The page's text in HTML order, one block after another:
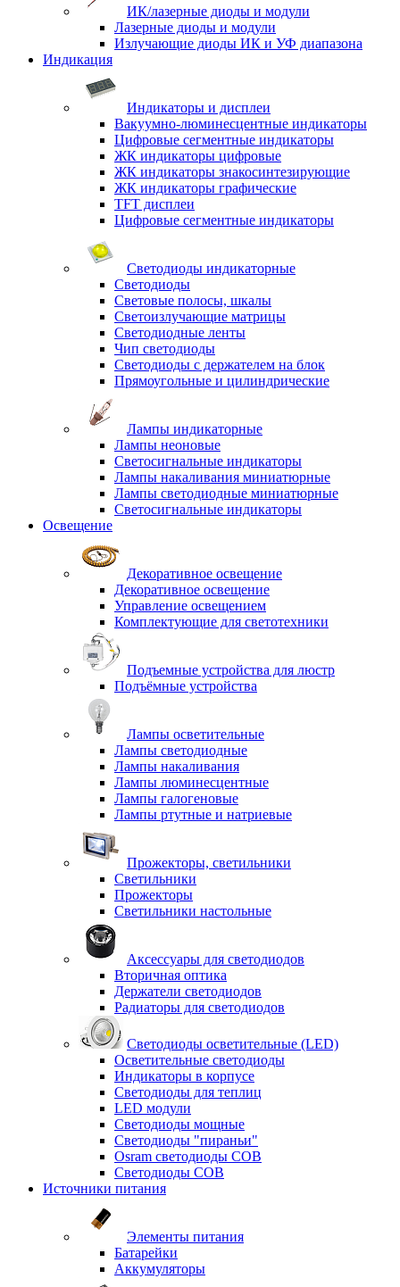
ИК/лазерные диоды и модули
Лазерные диоды и модули
Излучающие диоды ИК и УФ диапазона
Индикация
Индикаторы и дисплеи
Вакуумно-люминесцентные индикаторы
Цифровые сегментные индикаторы
ЖК индикаторы цифровые
ЖК индикаторы знакосинтезирующие
ЖК индикаторы графические
TFT дисплеи
Цифровые сегментные индикаторы
Светодиоды индикаторные
Светодиоды
Световые полосы, шкалы
Светоизлучающие матрицы
Светодиодные ленты
Чип светодиоды
Светодиоды с держателем на блок
Прямоугольные и цилиндрические
Лампы индикаторные
Лампы неоновые
Светосигнальные индикаторы
Лампы накаливания миниатюрные
Лампы светодиодные миниатюрные
Светосигнальные индикаторы
Освещение
Декоративное освещение
Декоративное освещение
Управление освещением
Комплектующие для светотехники
Подъемные устройства для люстр
Подъёмные устройства
Лампы осветительные
Лампы светодиодные
Лампы накаливания
Лампы люминесцентные
Лампы галогеновые
Лампы ртутные и натриевые
Прожекторы, светильники
Светильники
Прожекторы
Светильники настольные
Аксессуары для светодиодов
Вторичная оптика
Держатели светодиодов
Радиаторы для светодиодов
Светодиоды осветительные (LED)
Осветительные светодиоды
Индикаторы в корпусе
Светодиоды для теплиц
LED модули
Светодиоды мощные
Светодиоды "пираньи"
Osram светодиоды COB
Светодиоды COB
Источники питания
Элементы питания
Батарейки
Аккумуляторы